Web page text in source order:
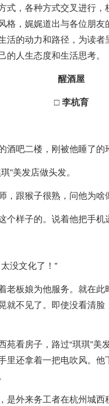
式，各种方式交叉进行
格，娓娓道出与各位朋
活的动力和路径，为读
的人生态度和生活思考。
醒酒屋
□ 李杭育
酒吧二楼，刚被他睡了的
”美发店做头发。
，跟猴子很熟，问他为啥
个样子的。说着他把手机
没文化了！”
老板娘为他服务。就在
就不见了。即使没看清
苑看房子，路过“琪琪”美
里还拿着一把电吹风。
是外来务工者在杭州城西